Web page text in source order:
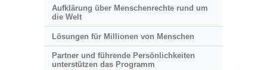
Aufklärung über Menschenrechte rund um
die Welt
Lösungen für Millionen von Menschen
Partner und führende Persönlichkeiten
unterstützen das Programm